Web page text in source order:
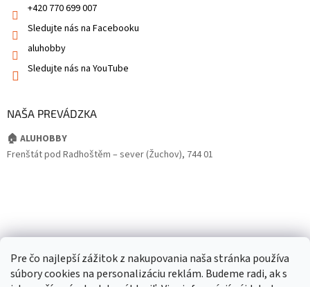
Pre čo najlepší zážitok z nakupovania naša stránka používa
súbory cookies na personalizáciu reklám. Budeme radi, ak s
+420 770 699 007
Sledujte nás na Facebooku
aluhobby
Sledujte nás na YouTube
NAŠA PREVÁDZKA
🏠 ALUHOBBY
Frenštát pod Radhoštěm – sever (Žuchov), 744 01